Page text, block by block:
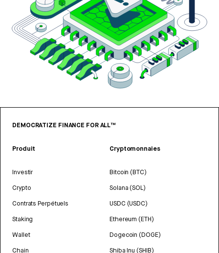
DEMOCRATIZE FINANCE FOR ALL™
Produit
Investir
Crypto
Contrats Perpétuels
Staking
Wallet
Chain
Cryptomonnaies
Bitcoin (BTC)
Solana (SOL)
USDC (USDC)
Ethereum (ETH)
Dogecoin (DOGE)
Shiba Inu (SHIB)